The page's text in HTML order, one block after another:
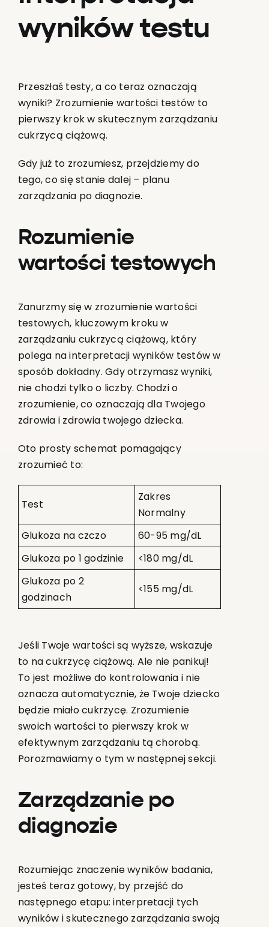
wyników testu
Przeszłaś testy, a co teraz oznaczają
wyniki? Zrozumienie wartości testów to
pierwszy krok w skutecznym zarządzaniu
cukrzycą ciążową.
Gdy już to zrozumiesz, przejdziemy do
tego, co się stanie dalej – planu
zarządzania po diagnozie.
Rozumienie
wartości testowych
Zanurzmy się w zrozumienie wartości
testowych, kluczowym kroku w
zarządzaniu cukrzycą ciążową, który
polega na interpretacji wyników testów w
sposób dokładny. Gdy otrzymasz wyniki,
nie chodzi tylko o liczby. Chodzi o
zrozumienie, co oznaczają dla Twojego
zdrowia i zdrowia twojego dziecka.
Oto prosty schemat pomagający
zrozumieć to:
Test
Zakres
Normalny
Glukoza na czczo
60-95 mg/dL
Glukoza po 1 godzinie
<180 mg/dL
Glukoza po 2
godzinach
<155 mg/dL
Jeśli Twoje wartości są wyższe, wskazuje
to na cukrzycę ciążową. Ale nie panikuj!
To jest możliwe do kontrolowania i nie
oznacza automatycznie, że Twoje dziecko
będzie miało cukrzycę. Zrozumienie
swoich wartości to pierwszy krok w
efektywnym zarządzaniu tą chorobą.
Porozmawiamy o tym w następnej sekcji.
Zarządzanie po
diagnozie
Rozumiejąc znaczenie wyników badania,
jesteś teraz gotowy, by przejść do
następnego etapu: interpretacji tych
wyników i skutecznego zarządzania swoją